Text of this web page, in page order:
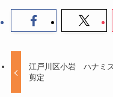
江戸川区小岩 ハナミ
剪定